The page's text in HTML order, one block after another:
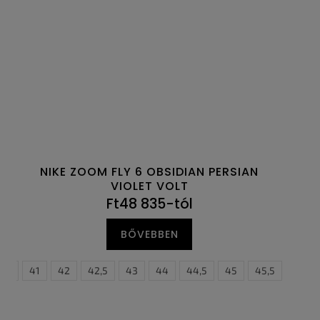
48,5
NIKE ZOOM FLY 6 OBSIDIAN PERSIAN
VIOLET VOLT
Ft48 835-tól
BŐVEBBEN
41 42 42,5 43 44 44,5 45 45,5